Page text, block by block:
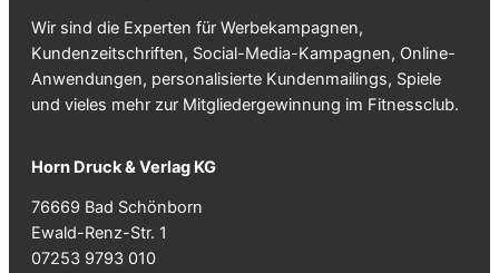
Wir sind die Experten für Werbekampagnen,
Kundenzeitschriften, Social-Media-Kampagnen, Online-
Anwendungen, personalisierte Kundenmailings, Spiele
und vieles mehr zur Mitgliedergewinnung im Fitnessclub.
Horn Druck & Verlag KG
76669 Bad Schönborn
Ewald-Renz-Str. 1
07253 9793 010